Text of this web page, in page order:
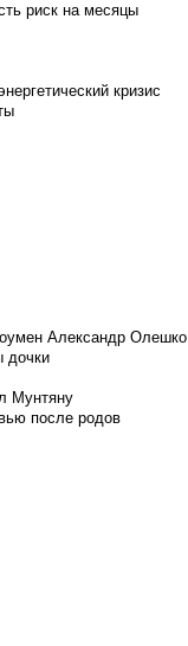
риск на месяцы
кризис
Александр Олешко
дочки
Мунтяну
после родов